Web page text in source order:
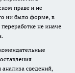
праве и не
ни было форме, в
не иначе
сведений,